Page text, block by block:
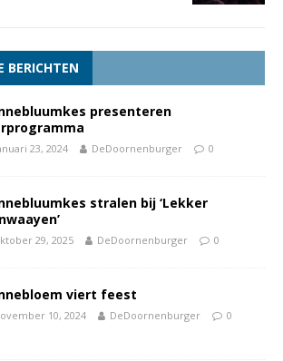
BERICHTEN
presenteren
23, 2024 DeDoornenburger 0
stralen bij ‘Lekker
29, 2025 DeDoornenburger 0
viert feest
10, 2024 DeDoornenburger 0